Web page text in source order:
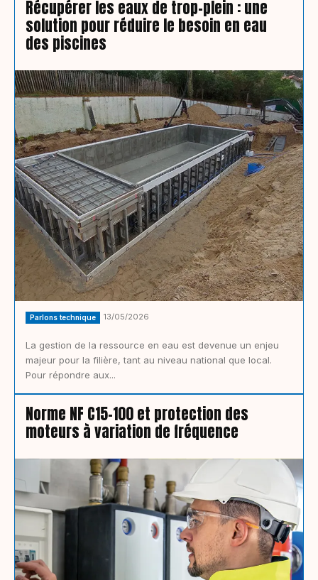
Récupérer les eaux de trop-plein : une
solution pour réduire le besoin en eau
des piscines
Parlons technique 13/05/2026
La gestion de la ressource en eau est devenue un enjeu
majeur pour la filière, tant au niveau national que local.
Pour répondre aux...
Norme NF C15-100 et protection des
moteurs à variation de fréquence